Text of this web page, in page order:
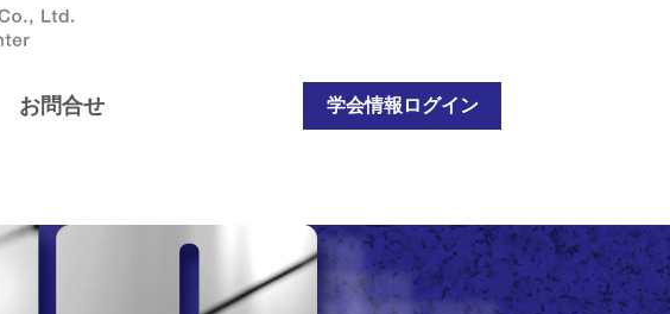
お問合せ 学会情報ログイン